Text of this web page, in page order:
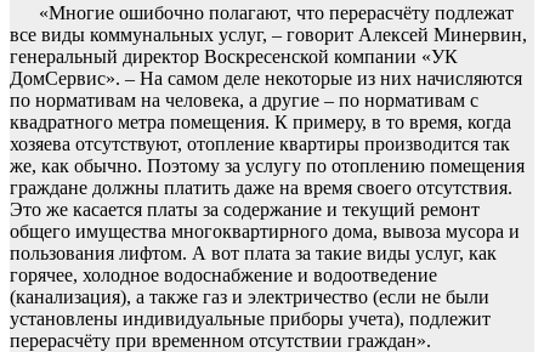
«Многие ошибочно полагают, что перерасчёту подлежат
все виды коммунальных услуг, – говорит Алексей Минервин,
генеральный директор Воскресенской компании «УК
ДомСервис». – На самом деле некоторые из них начисляются
по нормативам на человека, а другие – по нормативам с
квадратного метра помещения. К примеру, в то время, когда
хозяева отсутствуют, отопление квартиры производится так
же, как обычно. Поэтому за услугу по отоплению помещения
граждане должны платить даже на время своего отсутствия.
Это же касается платы за содержание и текущий ремонт
общего имущества многоквартирного дома, вывоза мусора и
пользования лифтом. А вот плата за такие виды услуг, как
горячее, холодное водоснабжение и водоотведение
(канализация), а также газ и электричество (если не были
установлены индивидуальные приборы учета), подлежит
перерасчёту при временном отсутствии граждан».